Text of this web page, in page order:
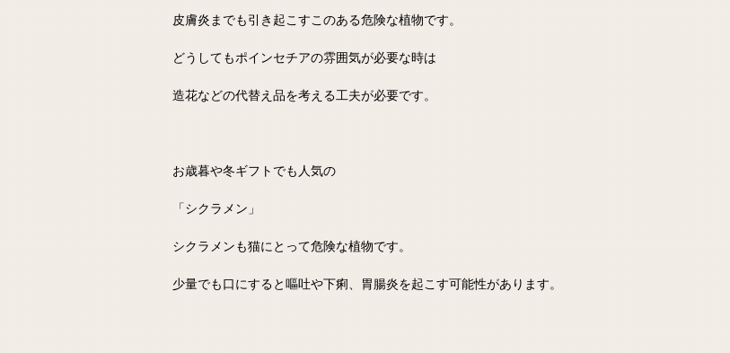
皮膚炎までも引き起こすこのある危険な植物です。
どうしてもポインセチアの雰囲気が必要な時は
造花などの代替え品を考える工夫が必要です。
お歳暮や冬ギフトでも人気の
「シクラメン」
シクラメンも猫にとって危険な植物です。
少量でも口にすると嘔吐や下痢、胃腸炎を起こす可能性があります。